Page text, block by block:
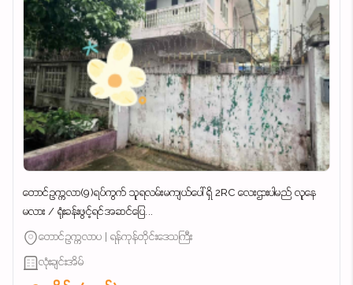
တောင်ဥက္ကလာ(9)ရပ်ကွက် သူရလမ်းမကျယ်ပေါ် ရှိ 2RC လေးဌားပါမည် လူနေ
မလား / ရုံးခန်းဖွင့်ရင်အဆင်ပြေ...
တောင်ဥက္ကလာပ | ရန်ကုန်တိုင်းဒေသကြီး
လုံးချင်းအိမ်